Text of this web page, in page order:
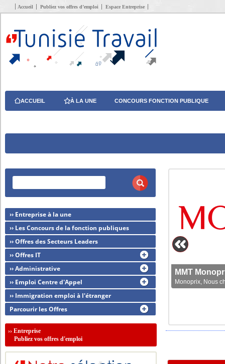
Accueil Publiez vos offres d’emploi Espace Entreprise
ACCUEIL À LA UNE CONCOURS FONCTION PUBLIQUE
MMT
Monoprix, Nous
›› Entreprise à la une
›› Les Concours de la fonction publiques
›› Offres des Secteurs Leaders
›› Offres IT
›› Administrative
›› Emploi Centre d'Appel
›› Immigration emploi à l'étranger
Parcourir les Offres
››Entreprise
Publiez vos offres d'emploi